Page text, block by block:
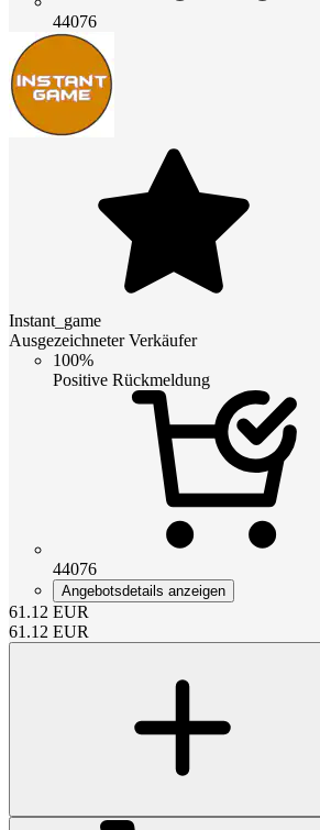
44076
Instant_game
Ausgezeichneter Verkäufer
100%
Positive Rückmeldung
44076
Angebotsdetails anzeigen
61.12 EUR
61.12 EUR